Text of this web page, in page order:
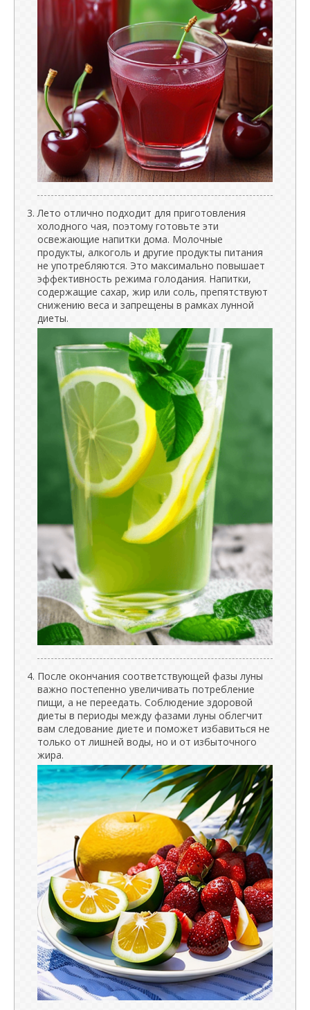
Лето отлично подходит для приготовления
холодного чая, поэтому готовьте эти
освежающие напитки дома. Молочные
продукты, алкоголь и другие продукты питания
не употребляются. Это максимально повышает
эффективность режима голодания. Напитки,
содержащие сахар, жир или соль, препятствуют
снижению веса и запрещены в рамках лунной
диеты.
После окончания соответствующей фазы луны
важно постепенно увеличивать потребление
пищи, а не переедать. Соблюдение здоровой
диеты в периоды между фазами луны облегчит
вам следование диете и поможет избавиться не
только от лишней воды, но и от избыточного
жира.